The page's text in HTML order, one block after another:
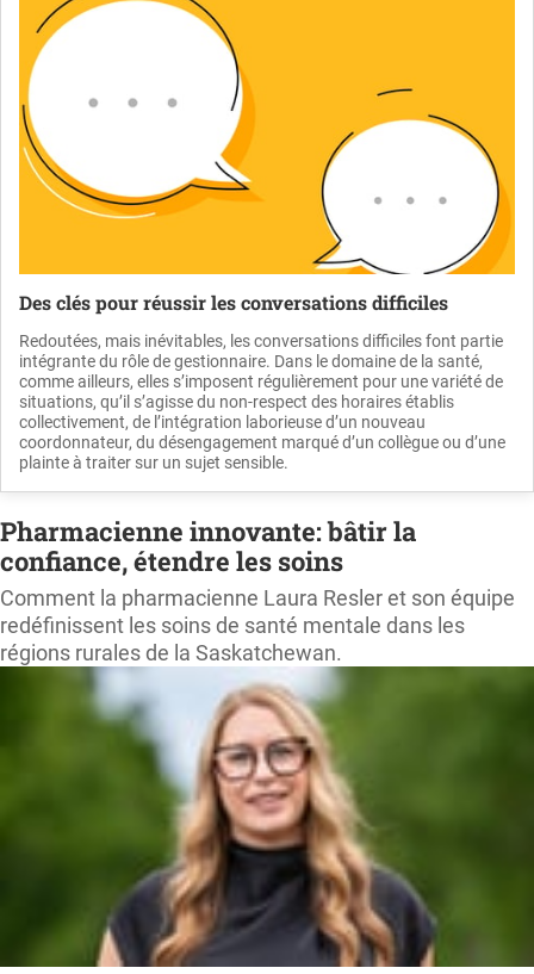
Des clés pour réussir les conversations difficiles
Redoutées, mais inévitables, les conversations difficiles font partie
intégrante du rôle de gestionnaire. Dans le domaine de la santé,
comme ailleurs, elles s’imposent régulièrement pour une variété de
situations, qu’il s’agisse du non-respect des horaires établis
collectivement, de l’intégration laborieuse d’un nouveau
coordonnateur, du désengagement marqué d’un collègue ou d’une
plainte à traiter sur un sujet sensible.
Pharmacienne innovante: bâtir la
confiance, étendre les soins
Comment la pharmacienne Laura Resler et son équipe
redéfinissent les soins de santé mentale dans les
régions rurales de la Saskatchewan.